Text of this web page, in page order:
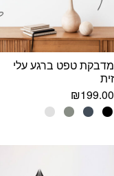
מדבקת טפט ברגע עלי
זית
₪199.00